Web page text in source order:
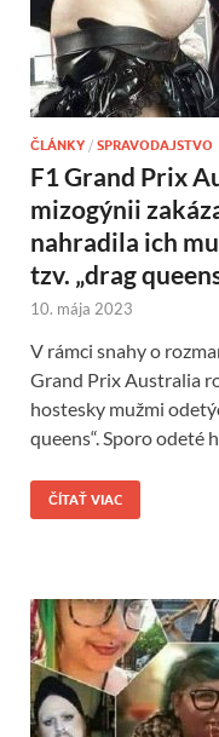
ČLÁNKY / SPRAVODAJSTVO
F1 Grand Prix
mizogýnii
nahradila ich
tzv. „drag
10. mája 2023
V rámci snahy o
Grand Prix Australia
hostesky mužmi
queens“. Sporo odeté
ČÍTAŤ VIAC